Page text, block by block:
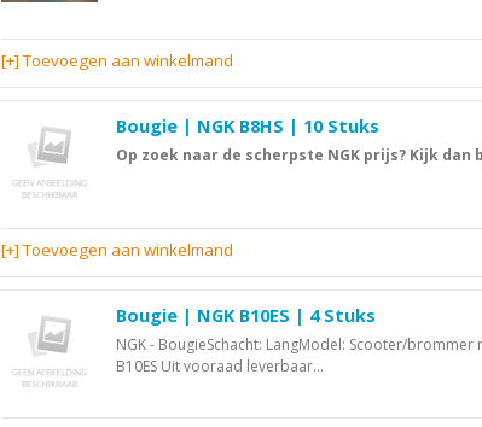
[+] Toevoegen aan winkelmand
Bougie | NGK B8HS | 10 Stuks
Op zoek naar de scherpste NGK prijs? Kijk dan
[+] Toevoegen aan winkelmand
Bougie | NGK B10ES | 4 Stuks
NGK - BougieSchacht: LangModel: Scooter/
B10ES Uit vooraad leverbaar...